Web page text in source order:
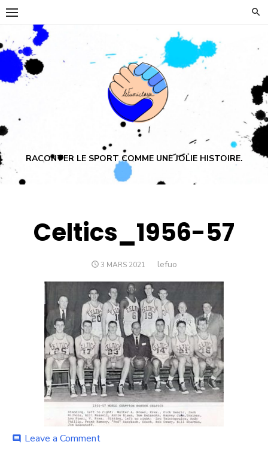
Skip
content
RACONTER LE SPORT COMME UNE JOLIE HISTOIRE.
Celtics_1956-57
POSTED
3 MARS 2021 Author
lefuo
comment Leave a Commenton